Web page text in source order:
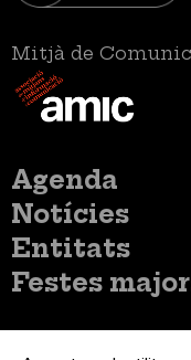
Mitjà de
Menú
principal
Agenda
Notícies
Entitats
Festes